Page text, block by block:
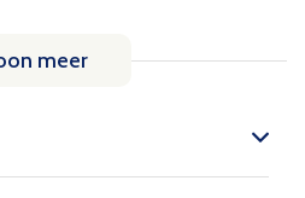
meer